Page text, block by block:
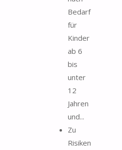
Bedarf
für
Kinder
ab 6
bis
unter
12
Jahren
und...
Zu
Risiken